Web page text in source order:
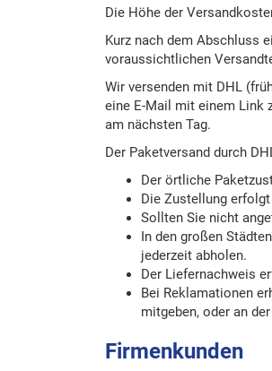
Die Höhe der
Kurz nach dem Abschluss
voraussichtlichen
Wir versenden mit DHL
eine E-Mail mit einem Link
am nächsten Tag.
Der Paketversand durch
Der örtliche
Die Zustellung
Sollten Sie nicht
In den großen
jederzeit abholen.
Der Liefernachweis
Bei Reklamationen
mitgeben, oder an
Firmenkunden